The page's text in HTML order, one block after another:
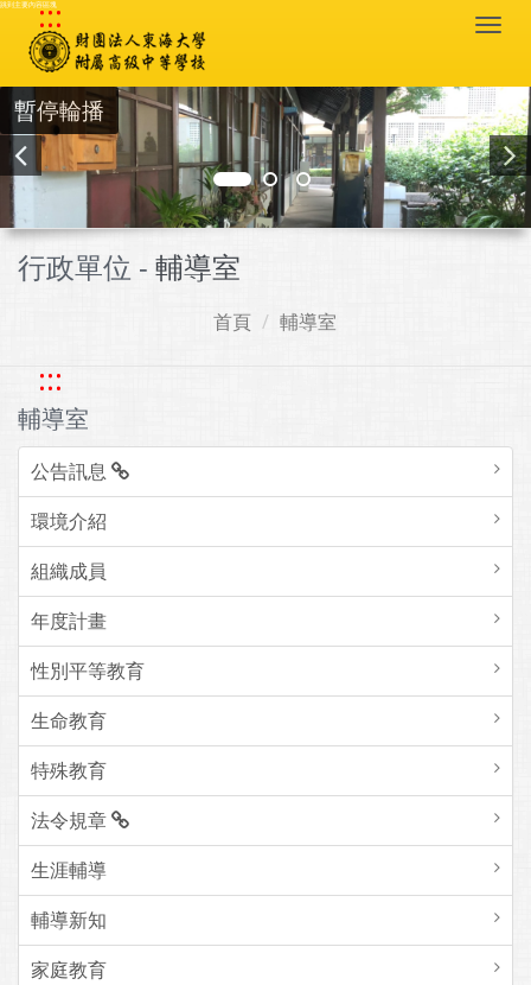
跳到主要內容區塊
:::
暫停輪播
行政單位 - 輔導室
首頁 輔導室
:::
輔導室
公告訊息
環境介紹
組織成員
年度計畫
性別平等教育
生命教育
特殊教育
法令規章
生涯輔導
輔導新知
家庭教育